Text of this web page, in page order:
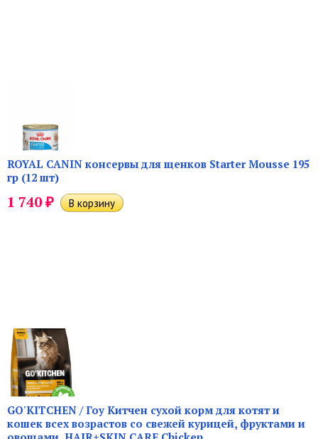
ROYAL CANIN консервы для щенков Starter Mousse 195
гр (12 шт)
1 740₽
GO'KITCHEN / Гоу Китчен сухой корм для котят и
кошек всех возрастов со свежей курицей, фруктами и